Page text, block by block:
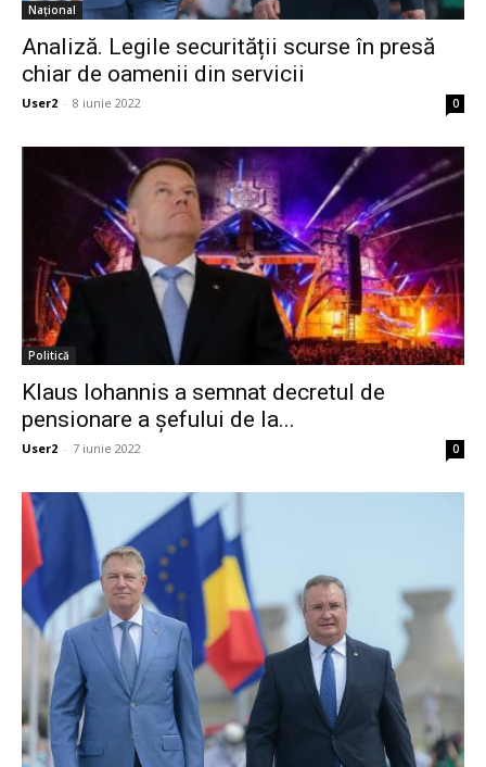
Național
Analiză. Legile securității scurse în presă
chiar de oamenii din servicii
User2 - 8 iunie 2022 0
Politică
Klaus Iohannis a semnat decretul de
pensionare a șefului de la...
User2 - 7 iunie 2022 0